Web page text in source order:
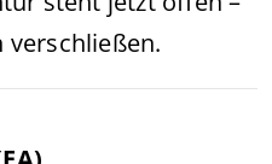
verschließen.